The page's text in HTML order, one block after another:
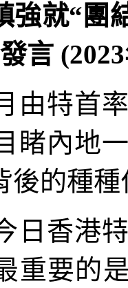
強就“團
言
由特首
睹內地
後的種種
日香港
重要的